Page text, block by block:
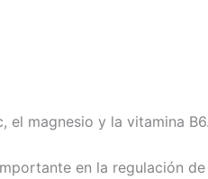
el magnesio y la vitamina B6.
en la regulación